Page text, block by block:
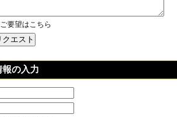
要望はこちら
報の入力